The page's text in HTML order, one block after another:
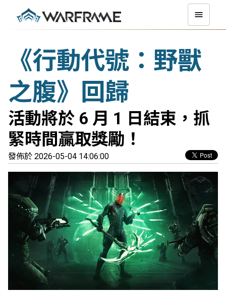
《行動代號：野獸
之腹》回歸
活動將於 6 月 1 日結束，抓
緊時間贏取獎勵！
發佈於 2026-05-04 14:06:00